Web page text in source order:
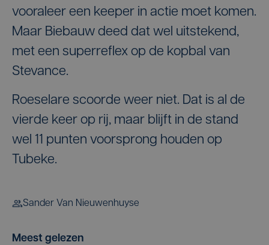
vooraleer een keeper in actie moet komen.
Maar Biebauw deed dat wel uitstekend,
met een superreflex op de kopbal van
Stevance.
Roeselare scoorde weer niet. Dat is al de
vierde keer op rij, maar blijft in de stand
wel 11 punten voorsprong houden op
Tubeke.
Sander Van Nieuwenhuyse
Meest gelezen